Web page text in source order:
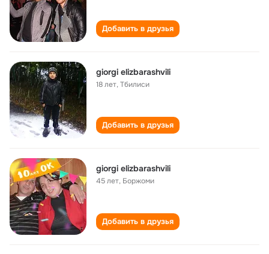
Добавить в друзья
giorgi elizbarashvili
18 лет,Тбилиси
Добавить в друзья
giorgi elizbarashvili
45 лет, Боржоми
Добавить в друзья